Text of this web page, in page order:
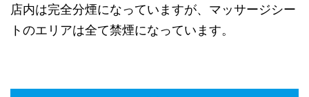
店内は完全分煙になっていますが、マッサージシー
トのエリアは全て禁煙になっています。